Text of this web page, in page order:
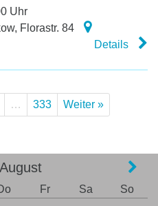
Uhr
, Florastr. 84
Details
… 333 Weiter »
August
Fr Sa So